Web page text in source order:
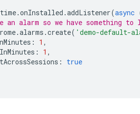
.onInstalled .addListener(async
an alarm so we have something to
.alarms .create( 'demo-default-
: 1 ,
: 1 ,
:
true